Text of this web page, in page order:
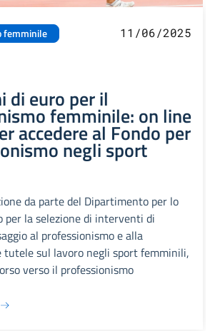
femminile
11/06/2025
di euro per il
femminile: on line
accedere al Fondo per
negli sport
da parte del Dipartimento per lo
per la selezione di interventi di
al professionismo e alla
tutele sul lavoro negli sport femminili,
verso il professionismo